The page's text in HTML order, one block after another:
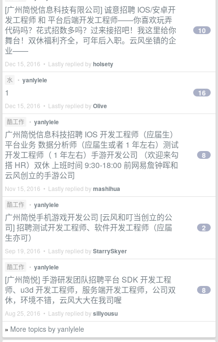
[广州简悦信息科技有限公司] 诚意招聘 IOS/安卓开
发工程师 和 平台后端开发工程师——你喜欢玩弄
代码吗？花式招数多吗？过来接招吧！我这里给你
舞台！双休福利齐全，可年后入职。云风坐镇的企
业——
Dec 15, 2016 • Lastly replied byholsety
10
水 • yanlylele
1
Dec 15, 2016 • Lastly replied byOlive
16
酷工作 • yanlylele
广州简悦信息科技招聘 IOS 开发工程师（应届生）
平台业务 数据分析师（应届生或者 1 年左右）测试
开发工程师（ 1 年左右）手游开发公司 （欢迎来勾
搭 HR）双休 上班时间 9:30-18:00 前网易詹钟晖和
云风创立的手游公司
Nov 15, 2016 • Lastly replied bymashihua
8
酷工作 • yanlylele
广州简悦手机游戏开发公司 [云风和叮当创立的公
司] 招聘测试开发工程师、软件开发工程师（应届
生亦可）
Sep 19, 2016 • Lastly replied byStarrySkyer
2
酷工作 • yanlylele
[广州简悦] 手游研发团队招聘平台 SDK 开发工程
师、u3d 开发工程师，服务端开发工程师，公司双
休，环境不错，云风大大在我司喔
Aug 25, 2016 • Lastly replied bysillyousu
8
» More topics by yanlylele